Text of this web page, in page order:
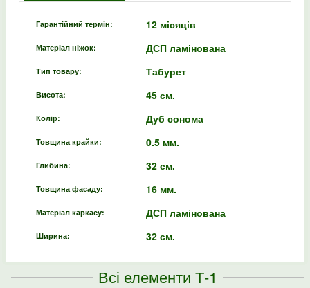
Гарантійний термін: 12 місяців
Матеріал ніжок: ДСП ламінована
Тип товару: Табурет
Висота: 45 см.
Колір: Дуб сонома
Товщина крайки: 0.5 мм.
Глибина: 32 см.
Товщина фасаду: 16 мм.
Матеріал каркасу: ДСП ламінована
Ширина: 32 см.
Всі елементи Т-1